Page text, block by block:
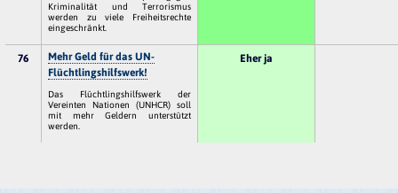
Kriminalität und Terrorismus
werden zu viele Freiheitsrechte
eingeschränkt.
76
Mehr Geld für das UN-
Flüchtlingshilfswerk!
Das Flüchtlingshilfswerk der
Vereinten Nationen (UNHCR) soll
mit mehr Geldern unterstützt
werden.
Eher ja